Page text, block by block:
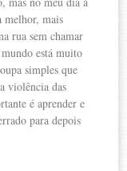
melhor, mais
rua sem chamar
está muito
simples que
violência das
é aprender e
para depois